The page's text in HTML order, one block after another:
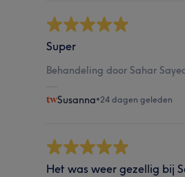
Super
Behandeling door Sahar
Susanna•24 dagen geleden
Het was weer gezellig bij